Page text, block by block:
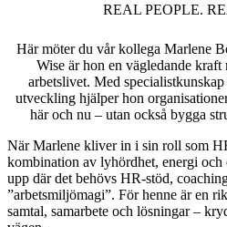
REAL PEOPLE.
Här möter du vår kollega Marlene
Wise är hon en vägledande kraft
arbetslivet. Med
utveckling hjälper hon
här och nu – utan också bygga
När Marlene kliver in i sin roll som
kombination av lyhördhet, energi
upp där det behövs HR-stöd,
”arbetsmiljömagi”. För henne är en
samtal, samarbete och lösningar –